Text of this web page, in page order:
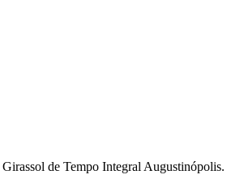
Girassol de Tempo Integral Augustinópolis.